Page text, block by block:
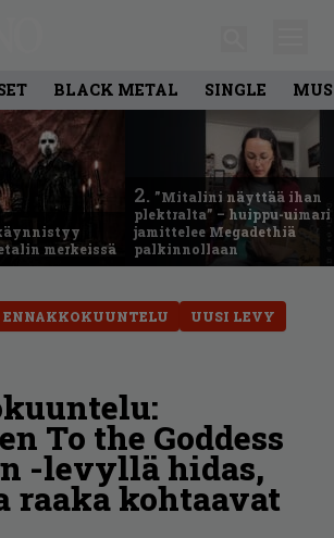
BLACK METAL SINGLE
merkeissä
2. ”Mitalini näyttää ihan
plektralta” – huippu-uimari
jamittelee Megadethiä
palkinnollaan
ENNAKKOKUUNTELU
UUSI LEVY
To the Goddess
-levyllä hidas,
raaka kohtaavat